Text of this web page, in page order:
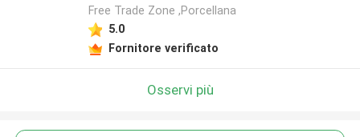
Lasciate un messaggio
Ti richiameremo presto!
Free Trade Zone ,Porcellana
5.0
Fornitore verificato
Osservi più